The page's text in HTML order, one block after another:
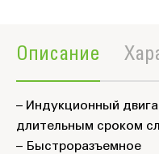
Описание
– Индукционный
длительным сроком
– Быстроразъемное